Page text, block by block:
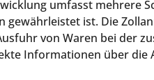
umfasst mehrere
gewährleistet ist. Die
von Waren bei der
Informationen über die